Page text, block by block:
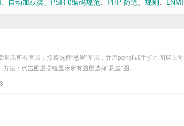
示所有图层；接着选择“悬崖”图层，并用pencil或手指在图层上
法：点击图层按钮显示所有图层选择“悬崖”图...